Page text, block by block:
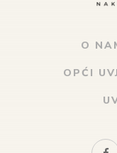
O
OPĆI